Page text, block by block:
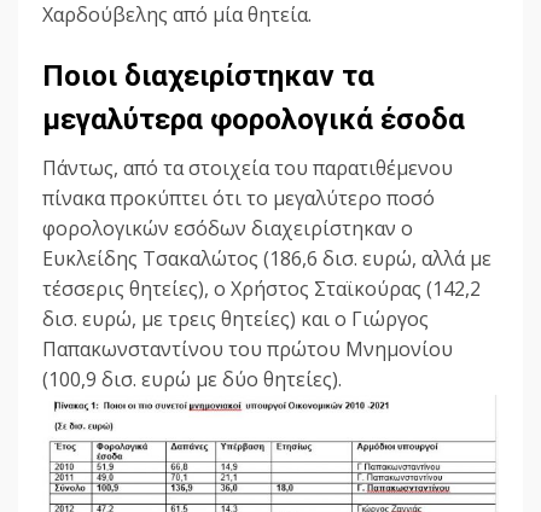
Χαρδούβελης από μία θητεία.
Ποιοι διαχειρίστηκαν τα
μεγαλύτερα φορολογικά έσοδα
Πάντως, από τα στοιχεία του παρατιθέμενου
πίνακα προκύπτει ότι το μεγαλύτερο ποσό
φορολογικών εσόδων διαχειρίστηκαν ο
Ευκλείδης Τσακαλώτος (186,6 δισ. ευρώ, αλλά με
τέσσερις θητείες), ο Χρήστος Σταϊκούρας (142,2
δισ. ευρώ, με τρεις θητείες) και ο Γιώργος
Παπακωνσταντίνου του πρώτου Μνημονίου
(100,9 δισ. ευρώ με δύο θητείες).